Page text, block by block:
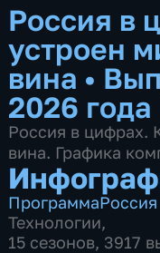
Россия в
устроен
вина •
2026 года
Россия в цифрах.
вина. Графика
ПрограммаРоссия
Технологии,
15 сезонов, 3917